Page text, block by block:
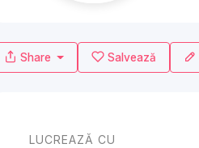
Share Salvează
LUCREAZĂ CU